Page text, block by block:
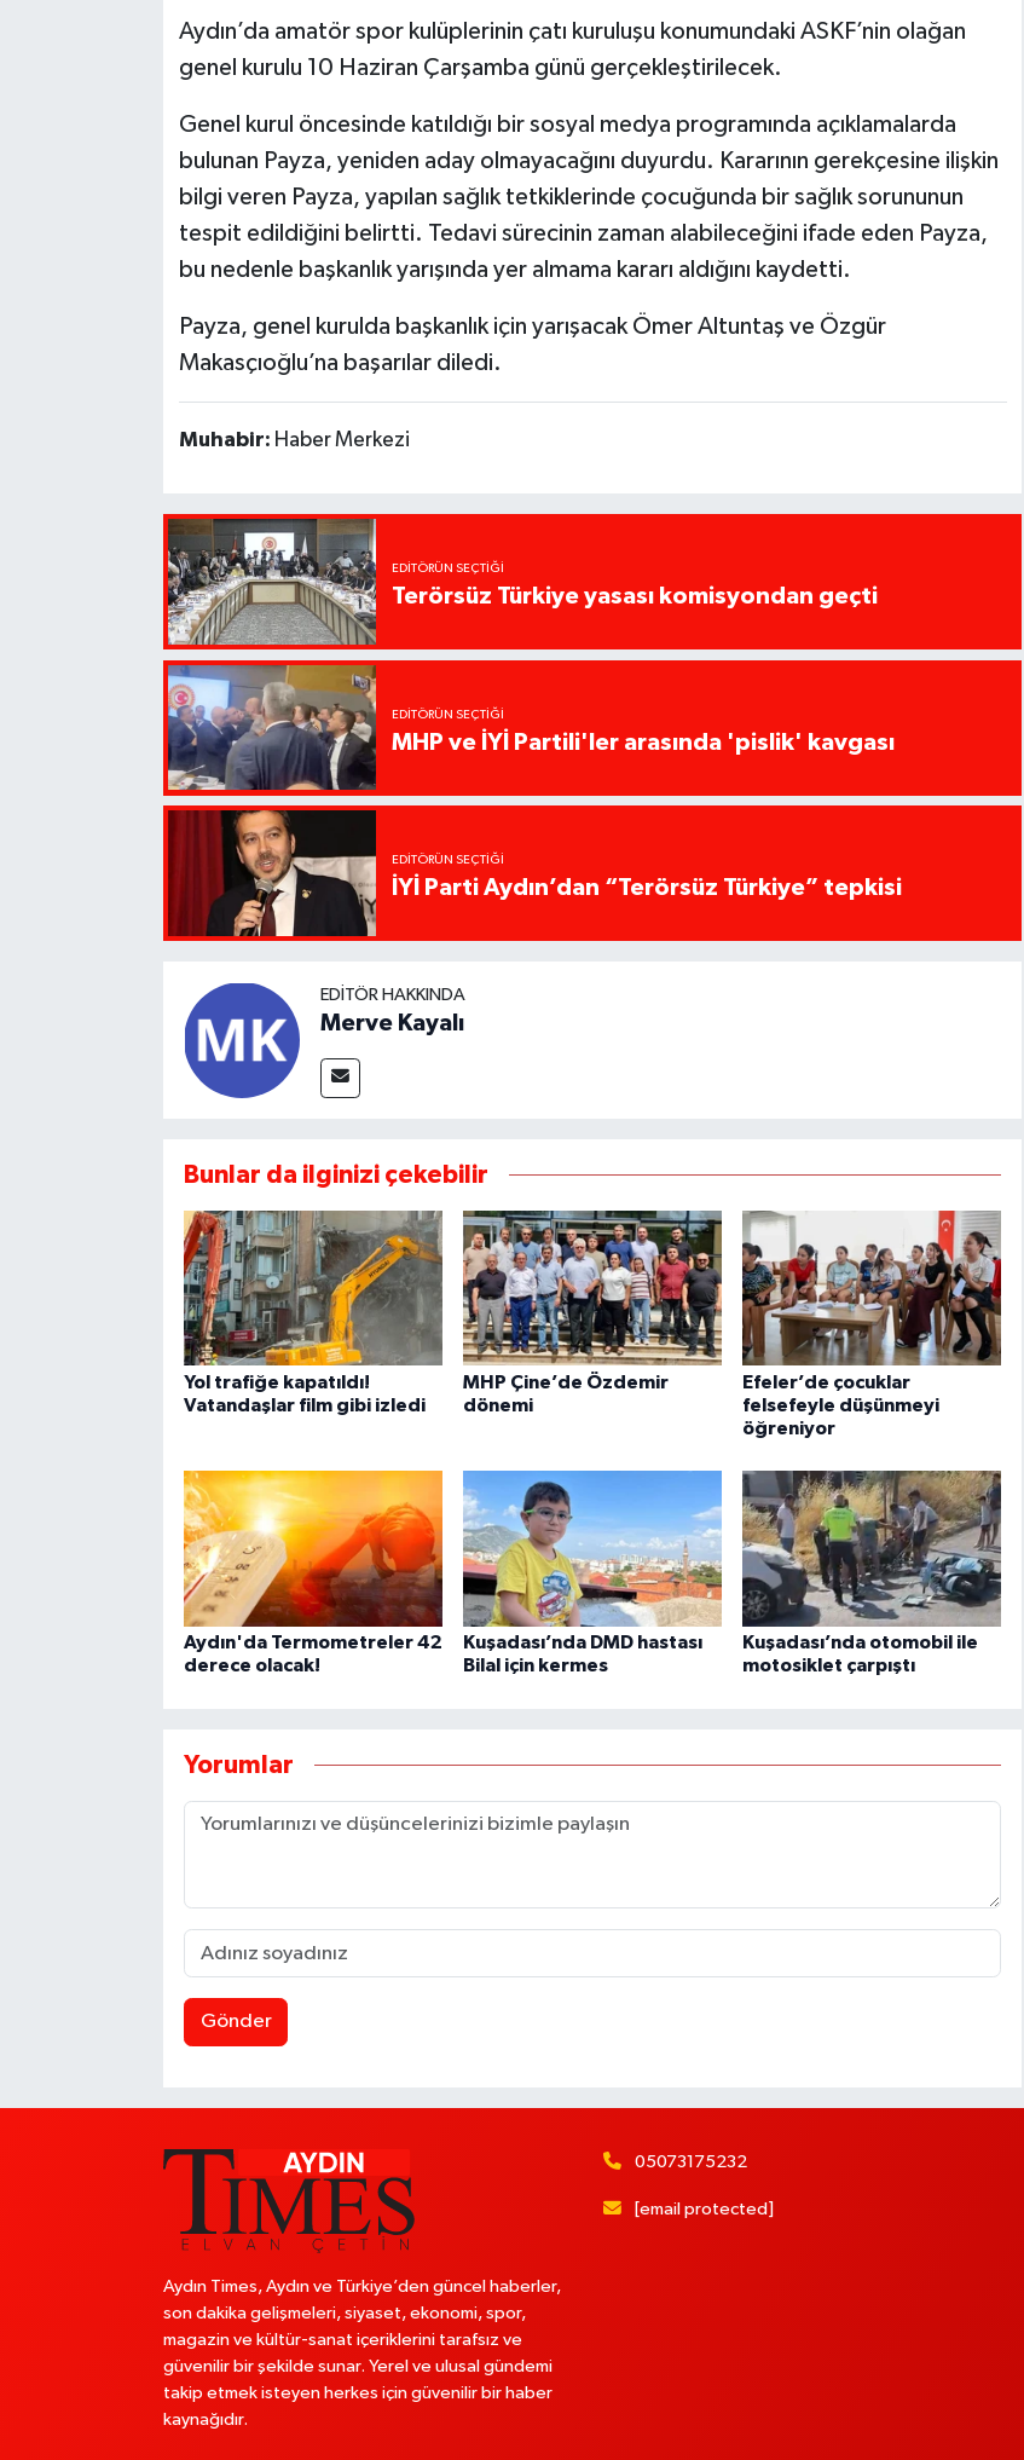
Aydın’da amatör spor kulüplerinin çatı kuruluşu konumundaki ASKF’nin olağan
genel kurulu 10 Haziran Çarşamba günü gerçekleştirilecek.
Genel kurul öncesinde katıldığı bir sosyal medya programında açıklamalarda
bulunan Payza, yeniden aday olmayacağını duyurdu. Kararının gerekçesine ilişkin
bilgi veren Payza, yapılan sağlık tetkiklerinde çocuğunda bir sağlık sorununun
tespit edildiğini belirtti. Tedavi sürecinin zaman alabileceğini ifade eden Payza,
bu nedenle başkanlık yarışında yer almama kararı aldığını kaydetti.
Payza, genel kurulda başkanlık için yarışacak Ömer Altuntaş ve Özgür
Makasçıoğlu’na başarılar diledi.
Muhabir: Haber Merkezi
EDITÖRÜN SEÇTIĞI
Terörsüz Türkiye yasası komisyondan geçti
EDITÖRÜN SEÇTIĞI
MHP ve İYİ Partili'ler arasında 'pislik' kavgası
EDITÖRÜN SEÇTIĞI
İYİ Parti Aydın’dan “Terörsüz Türkiye” tepkisi
EDITÖR HAKKINDA
Merve Kayalı
Bunlar da ilginizi çekebilir
Yol trafiğe kapatıldı!
Vatandaşlar film gibi izledi
MHP Çine’de Özdemir
dönemi
Efeler’de çocuklar
felsefeyle düşünmeyi
öğreniyor
Aydın'da Termometreler 42
derece olacak!
Kuşadası’nda DMD hastası
Bilal için kermes
Kuşadası’nda otomobil ile
motosiklet çarpıştı
Yorumlar
Gönder
Aydın Times, Aydın ve Türkiye’den güncel haberler,
son dakika gelişmeleri, siyaset, ekonomi, spor,
magazin ve kültür-sanat içeriklerini tarafsız ve
güvenilir bir şekilde sunar. Yerel ve ulusal gündemi
takip etmek isteyen herkes için güvenilir bir haber
kaynağıdır.
05073175232
[email protected]